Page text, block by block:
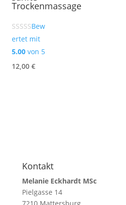
Trockenmassage
Bew
ertet mit
5.00 von 5
12,00 €
Kontakt
Melanie Eckhardt MSc
Pielgasse 14